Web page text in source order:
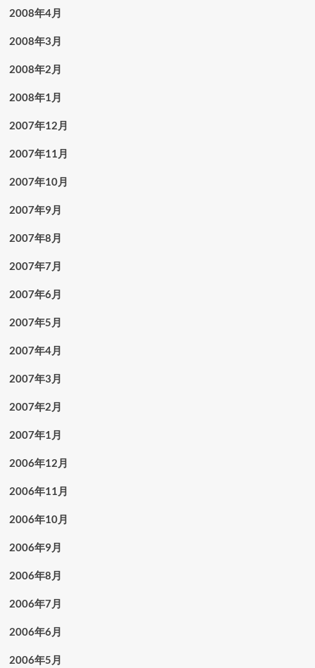
2008年4月
2008年3月
2008年2月
2008年1月
2007年12月
2007年11月
2007年10月
2007年9月
2007年8月
2007年7月
2007年6月
2007年5月
2007年4月
2007年3月
2007年2月
2007年1月
2006年12月
2006年11月
2006年10月
2006年9月
2006年8月
2006年7月
2006年6月
2006年5月